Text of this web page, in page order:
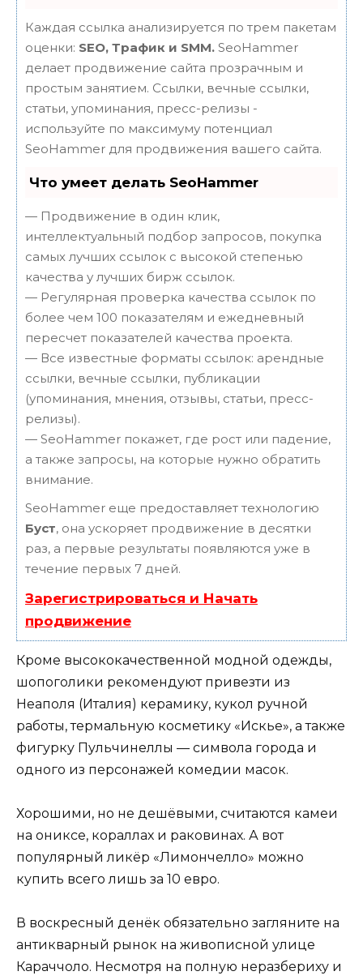
Каждая ссылка анализируется по трем пакетам
оценки: SEO, Трафик и SMM. SeoHammer
делает продвижение сайта прозрачным и
простым занятием. Ссылки, вечные ссылки,
статьи, упоминания, пресс-релизы -
используйте по максимуму потенциал
SeoHammer для продвижения вашего сайта.
Что умеет делать SeoHammer
— Продвижение в один клик,
интеллектуальный подбор запросов, покупка
самых лучших ссылок с высокой степенью
качества у лучших бирж ссылок.
— Регулярная проверка качества ссылок по
более чем 100 показателям и ежедневный
пересчет показателей качества проекта.
— Все известные форматы ссылок: арендные
ссылки, вечные ссылки, публикации
(упоминания, мнения, отзывы, статьи, пресс-
релизы).
— SeoHammer покажет, где рост или падение,
а также запросы, на которые нужно обратить
внимание.
SeoHammer еще предоставляет технологию
Буст, она ускоряет продвижение в десятки
раз, а первые результаты появляются уже в
течение первых 7 дней.
Зарегистрироваться и Начать
продвижение
Кроме высококачественной модной одежды,
шопоголики рекомендуют привезти из
Неаполя (Италия) керамику, кукол ручной
работы, термальную косметику «Искье», а также
фигурку Пульчинеллы — символа города и
одного из персонажей комедии масок.
Хорошими, но не дешёвыми, считаются камеи
на ониксе, кораллах и раковинах. А вот
популярный ликёр «Лимончелло» можно
купить всего лишь за 10 евро.
В воскресный денёк обязательно загляните на
антикварный рынок на живописной улице
Караччоло. Несмотря на полную неразбериху и